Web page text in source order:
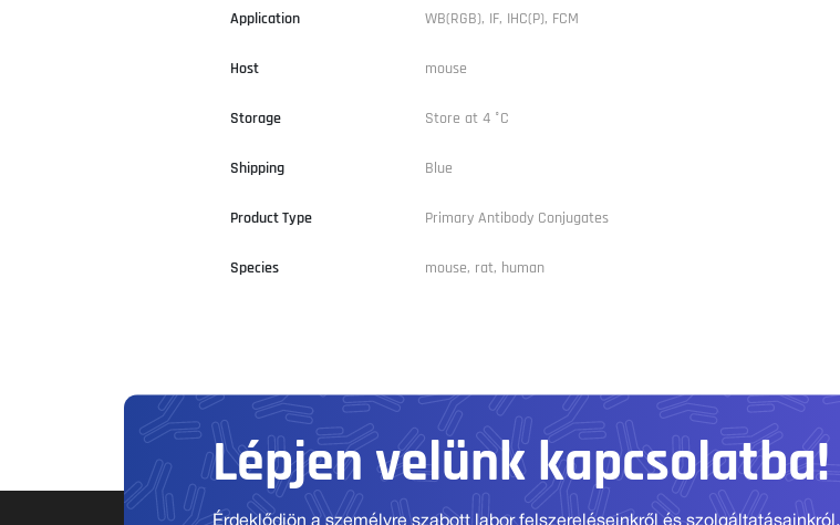
Application WB(RGB), IF, IHC(P), FCM
Host mouse
Storage Store at 4 °C
Shipping Blue
Product Type Primary Antibody Conjugates
Species mouse, rat, human
Lépjen velünk kapcsolatba!